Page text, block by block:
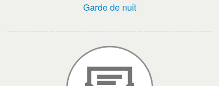
Garde de nuit